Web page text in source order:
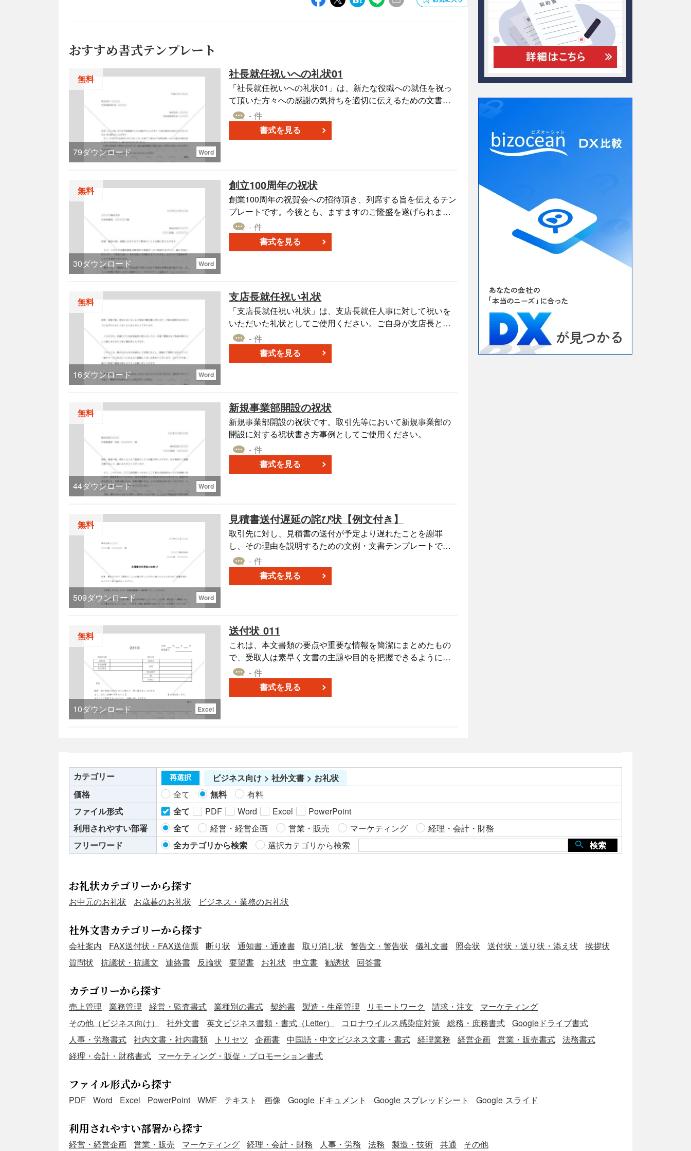
おすすめ書式テンプレート
無料
79ダウンロード Word
社長就任祝いへの礼状01
「社長就任祝いへの礼状01」は、新たな役職への就任を祝っ
て頂いた方々への感謝の気持ちを適切に伝えるための文書テ
ンプレートです。社長や役員としての新しいスタートをサポ
ートしてくださった方々へ、心からのお礼を形にする際のガ
イドとして役立ちます。特に、就任のお祝いとしてのメッセ
ファイルのため、編集やカスタマイズも簡単です。無料でダ
ウンロード可能なこの文書は、ビジネスの現場での関係性を
より良好に保つための一助として活用いただけます。
- 件
書式を見る
無料
30ダウンロード Word
創立100周年の祝状
創業100周年の祝賀会への招待頂き、列席する旨を伝えるテン
プレートです。今後とも、ますますのご隆盛を遂げられます
よう心よりお祈りいたしますとともに、変わらぬご愛顧のほ
ど、宜しくお願い申し上げます。との祝辞を述べ、参加する
旨を伝えています。
- 件
書式を見る
無料
16ダウンロード Word
支店長就任祝い礼状
「支店長就任祝い礼状」は、支店長就任人事に対して祝いを
いただいた礼状としてご使用ください。ご自身が支店長とし
ての新たなポジションに就任した際に、関連者や取引先、同
僚からの祝いや温かいメッセージを受け取るケースがありま
す。それに対する感謝の気持ちを伝えるための文例、テンプ
料ダウンロードができますので、必要事項を入力するだけで
お使いいただけますが、ご自身の心からのメッセージの追加
も可能です。感謝の気持ちを伝えることで、新しい役職での
業務遂行においても、円滑なコミュニケーションと信頼関係
の構築を目指すことができます。
- 件
書式を見る
無料
44ダウンロード Word
新規事業部開設の祝状
新規事業部開設の祝状です。取引先等において新規事業部の
開設に対する祝状書き方事例としてご使用ください。
- 件
書式を見る
無料
509ダウンロード Word
見積書送付遅延の詫び状【例文付き】
取引先に対し、見積書の送付が予定より遅れたことを謝罪
し、その理由を説明するための文例・文書テンプレートで
す。ビジネス上の信頼関係を維持するため、誠意を持って謝
罪するとともに、見積書の送付が遅れた理由を明確に伝える
ことが重要です。 ■利用シーン ＜見積書の期日を過ぎた際の
取引継続を円滑にするために活用します。 ＜交渉成立後のフ
ォローアップ＞ 価格や納期の条件交渉が完了し、遅れて見積
書を送付する際に、適切な説明と謝罪を添えるために使用さ
れます。 ■利用・作成時のポイント ＜謝罪の意を明確に伝え
る＞ 「見積書の送付が遅れましたことを深くお詫び申し上げ
ます」と明確に謝罪の意を述べます。 ＜遅延の理由を説明＞
に則った謝罪文を作成でき、取引先に誠意が伝わります。 ＜
スムーズな関係修復＞ 謝罪と同時に、取引の継続を促す内容
を含めることで、信頼関係の維持が期待できます。 ＜柔軟な
カスタマイズが可能＞ Word形式のため、遅延理由や取引条件
に応じて簡単に編集できます。
- 件
書式を見る
無料
10ダウンロード Excel
送付状 011
これは、本文書類の要点や重要な情報を簡潔にまとめたもの
で、受取人は素早く文書の主題や目的を把握できるようにな
り、なぜその書類を送っているのか、何に焦点を当てている
のかを明確に伝えることができます。 また、受取人は本文書
類を読む前に簡単な概要を得ることができるので、文書を理
- 件
書式を見る
カテゴリー 再選択
ビジネス向け > 社外文書 > お礼状
価格
全て 無料
有料
ファイル形式
全て PDF Word Excel
PowerPoint
利用されやすい部署
全て 経営・経営企画 営業・販売 マーケティング
経理・会計・財務
フリーワード
全カテゴリから検索 選択カテゴリから検索 検索
お礼状カテゴリーから探す
お中元のお礼状 お歳暮のお礼状 ビジネス・業務のお礼状
社外文書カテゴリーから探す
会社案内 FAX送付状・FAX送信票 断り状 通知書・通達書 取り消し状 警告文・警告状 儀礼文書 照会状 送付状・送り状・添え状
挨拶状
質問状
抗議状・抗議文 連絡書 反論状 要望書 お礼状 申立書 勧誘状 回答書
カテゴリーから探す
売上管理 業務管理 経営・監査書式 業種別の書式 契約書 製造・生産管理 リモートワーク 請求・注文
マーケティング
その他（ビジネス向け）
社外文書 英文ビジネス書類・書式（Letter） コロナウイルス感染症対策 総務・庶務書式
Googleドライブ書式
人事・労務書式
社内文書・社内書類 トリセツ 企画書 中国語・中文ビジネス文書・書式 経理業務 経営企画 営業・販売書式
法務書式
経理・会計・財務書式
マーケティング・販促・プロモーション書式
ファイル形式から探す
PDF Word Excel PowerPoint WMF テキスト 画像 Google ドキュメント Google スプレッドシート Google スライド
利用されやすい部署から探す
経営・経営企画 営業・販売 マーケティング 経理・会計・財務 人事・労務 法務 製造・技術 共通 その他